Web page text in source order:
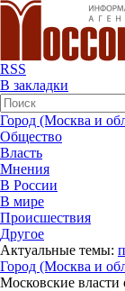
RSS
В закладки
Город (Москва и
Общество
Власть
Мнения
В России
В мире
Происшествия
Другое
Актуальные темы:
Город (Москва и
Московские власти